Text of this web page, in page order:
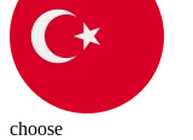
choose